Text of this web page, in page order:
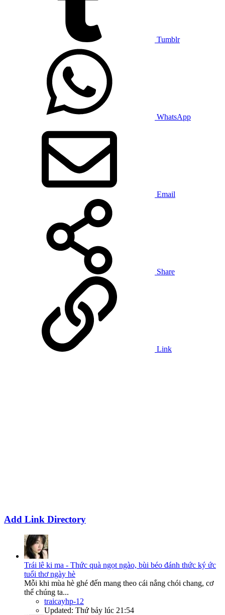
Tumblr
WhatsApp
Email
Share
Link
Add Link Directory
Trái lê ki ma - Thức quà ngọt ngào, bùi béo đánh thức ký ức
tuổi thơ ngày hè
Mỗi khi mùa hè ghé đến mang theo cái nắng chói chang, cơ
thể chúng ta...
traicayhp-12
Updated: Thứ bảy lúc 21:54